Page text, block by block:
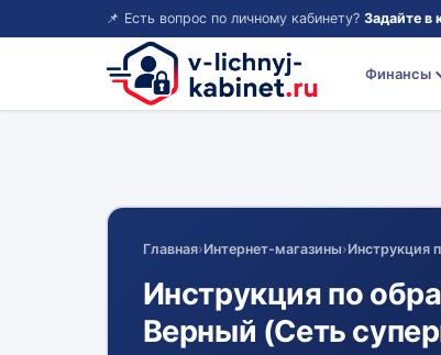
📌 Есть вопрос по личному кабинету? Задайте в
Финансы
Главная›Интернет-магазины›Инструкция
Инструкция по
Верный (Сеть